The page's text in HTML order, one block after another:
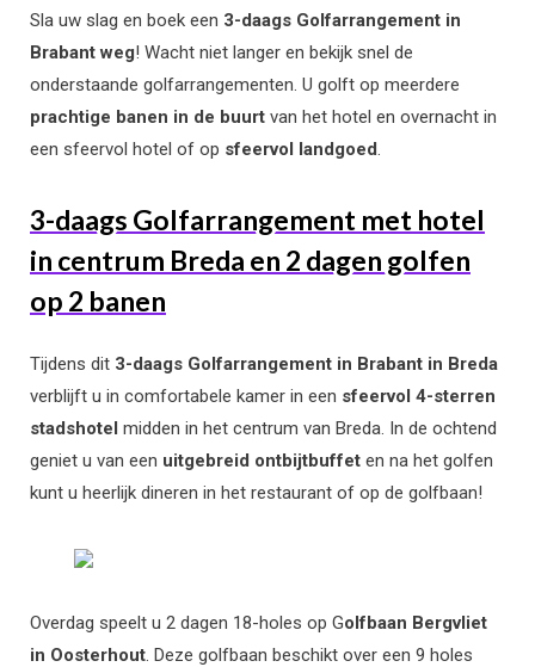
Sla uw slag en boek een 3-daags Golfarrangement in
Brabant weg! Wacht niet langer en bekijk snel de
onderstaande golfarrangementen. U golft op meerdere
prachtige banen in de buurt van het hotel en overnacht in
een sfeervol hotel of op sfeervol landgoed.
3-daags Golfarrangement met hotel
in centrum Breda en 2 dagen golfen
op 2 banen
Tijdens dit 3-daags Golfarrangement in Brabant in Breda
verblijft u in comfortabele kamer in een sfeervol 4-sterren
stadshotel midden in het centrum van Breda. In de ochtend
geniet u van een uitgebreid ontbijtbuffet en na het golfen
kunt u heerlijk dineren in het restaurant of op de golfbaan!
Overdag speelt u 2 dagen 18-holes op Golfbaan Bergvliet
in Oosterhout. Deze golfbaan beschikt over een 9 holes